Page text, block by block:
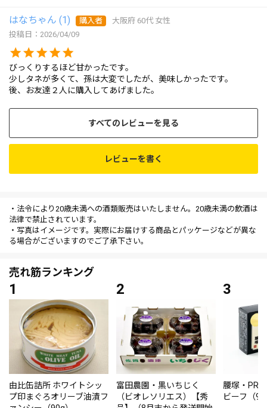
はなちゃん 1 購入者 大阪府 60代 女性
投稿日
2026/04/09
びっくりするほど甘かったです。
少しタネが多くて、孫は大変でしたが、美味しかったです。
後、お友達２人に購入してあげました。
すべてのレビューを見る
レビューを書く
・法令により20歳未満への酒類販売はいたしません。20歳未満の飲酒は
法律で禁止されています。
・写真はイメージです。実際にお届けする商品とパッケージなどが異な
る場合がございますのでご了承下さい。
売れ筋ランキング
由比缶詰所 ホワイトシッ
プ印まぐろオリーブ油漬フ
富田農園・黒いちじく
（ビオレソリエス）【秀
腰塚・
ビーフ（